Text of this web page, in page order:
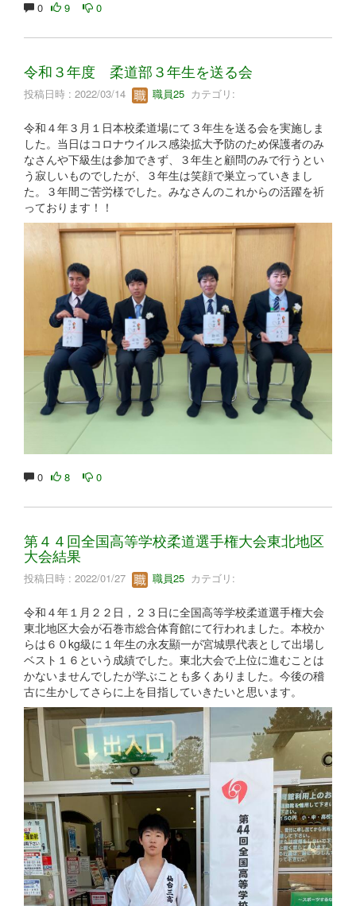
0 9 0
令和３年度 柔道部３年生を送る会
投稿日時 : 2022/03/14 職員25 カテゴリ:
令和４年３月１日本校柔道場にて３年生を送る会を実施しま
した。当日はコロナウイルス感染拡大予防のため保護者のみ
なさんや下級生は参加できず、３年生と顧問のみで行うとい
う寂しいものでしたが、３年生は笑顔で巣立っていきまし
た。３年間ご苦労様でした。みなさんのこれからの活躍を祈
っております！！
0 8 0
第４４回全国高等学校柔道選手権大会東北地区
大会結果
投稿日時 : 2022/01/27 職員25 カテゴリ:
令和４年１月２２日，２３日に全国高等学校柔道選手権大会
東北地区大会が石巻市総合体育館にて行われました。本校か
らは６０kg級に１年生の永友顯一が宮城県代表として出場し
ベスト１６という成績でした。東北大会で上位に進むことは
かないませんでしたが学ぶことも多くありました。今後の稽
古に生かしてさらに上を目指していきたいと思います。